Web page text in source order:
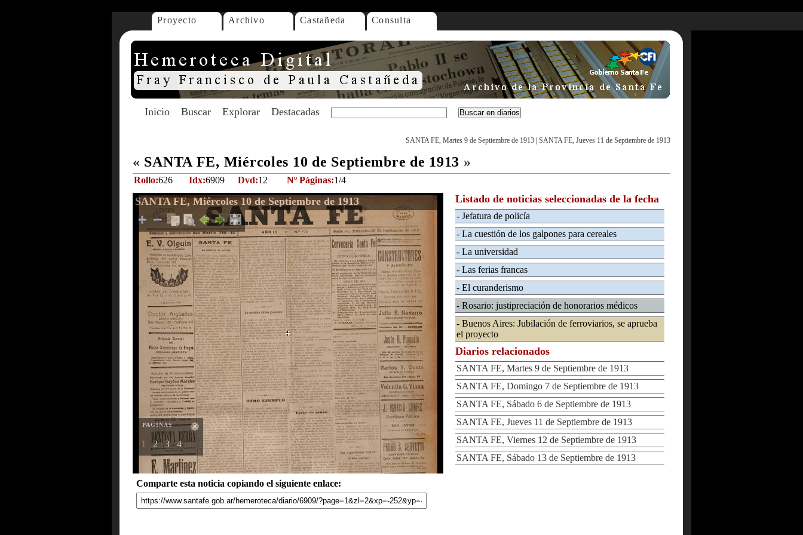
Proyecto Archivo Castañeda Consulta
Inicio Buscar Explorar Destacadas
SANTA FE, Martes 9 de Septiembre de 1913 SANTA FE, Jueves 11 de Septiembre de 1913
« SANTA FE, Miércoles 10 de Septiembre de 1913 »
Rollo:626 Idx:6909 Dvd:12 Nº Páginas:1/4
SANTA FE, Miércoles 10 de Septiembre de 1913
PAGINAS
1 2 3 4
Comparte esta noticia copiando el siguiente enlace:
Listado de noticias seleccionadas de la fecha
- Jefatura de policía
- La cuestión de los galpones para cereales
- La universidad
- Las ferias francas
- El curanderismo
- Rosario: justipreciación de honorarios médicos
- Buenos Aires: Jubilación de ferroviarios, se aprueba
el proyecto
Diarios relacionados
SANTA FE, Martes 9 de Septiembre de 1913
SANTA FE, Domingo 7 de Septiembre de 1913
SANTA FE, Sábado 6 de Septiembre de 1913
SANTA FE, Jueves 11 de Septiembre de 1913
SANTA FE, Viernes 12 de Septiembre de 1913
SANTA FE, Sábado 13 de Septiembre de 1913